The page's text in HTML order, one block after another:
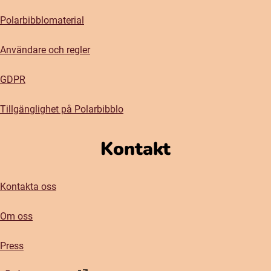
Polarbibblomaterial
Användare och regler
GDPR
Tillgänglighet på Polarbibblo
Kontakt
Kontakta oss
Om oss
Press